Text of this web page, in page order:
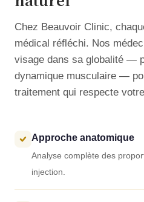
Chez Beauvoir Clinic,
médical réfléchi. Nos
visage dans sa globalité —
dynamique musculaire —
traitement qui respecte
Approche anatomique
Analyse complète des
injection.